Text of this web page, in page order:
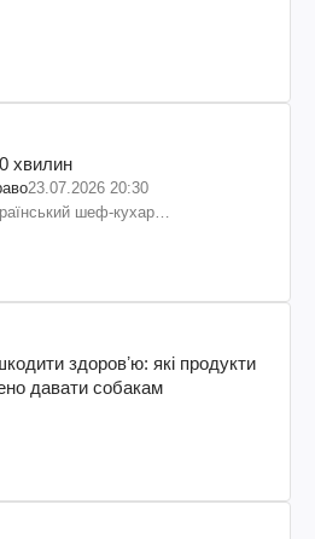
хвилин
23.07.2026 20:30
шеф-кухар
здоровʼю: які продукти
давати собакам